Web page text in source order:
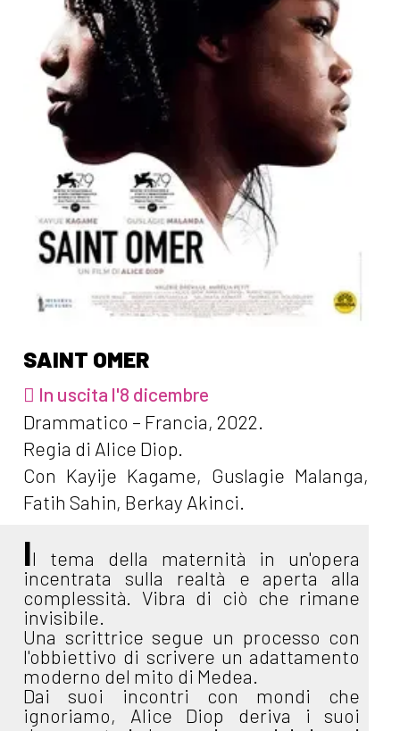
SAINT OMER
In uscita l'8 dicembre
Drammatico – Francia, 2022.
Regia di Alice Diop.
Con Kayije Kagame, Guslagie Malanga,
Fatih Sahin, Berkay Akinci.
Il tema della maternità in un'opera
incentrata sulla realtà e aperta alla
complessità. Vibra di ciò che rimane
invisibile.
Una scrittrice segue un processo con
l'obbiettivo di scrivere un adattamento
moderno del mito di Medea.
Dai suoi incontri con mondi che
ignoriamo, Alice Diop deriva i suoi